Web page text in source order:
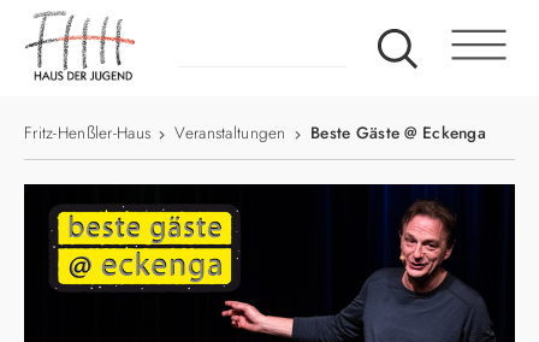
Fritz-Henßler-Haus Veranstaltungen Beste Gäste @ Eckenga